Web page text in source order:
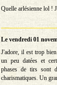
Quelle arlésienne lol !
Le vendredi 01
J'adore, il est trop
un peu datées et
phases de tirs sont
charismatiques. Un